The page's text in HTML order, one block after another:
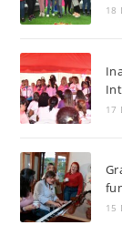
18
17
15